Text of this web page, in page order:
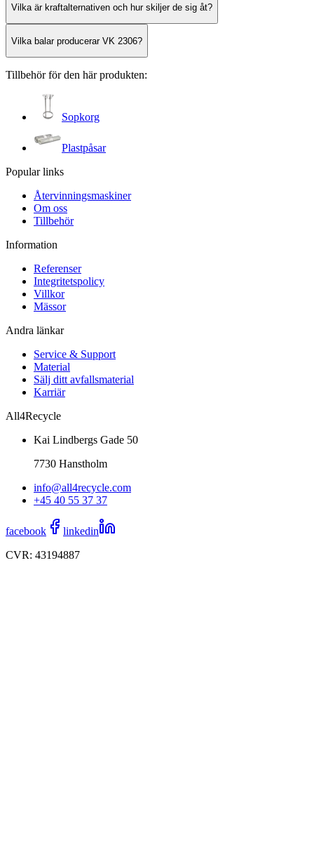
Vilka är kraftalternativen och hur skiljer de sig åt?
Vilka balar producerar VK 2306?
Tillbehör för den här produkten:
Sopkorg
Plastpåsar
Popular links
Återvinningsmaskiner
Om oss
Tillbehör
Information
Referenser
Integritetspolicy
Villkor
Mässor
Andra länkar
Service & Support
Material
Sälj ditt avfallsmaterial
Karriär
All4Recycle
Kai Lindbergs Gade 50
7730 Hanstholm
info@all4recycle.com
+45 40 55 37 37
facebook
linkedin
CVR: 43194887